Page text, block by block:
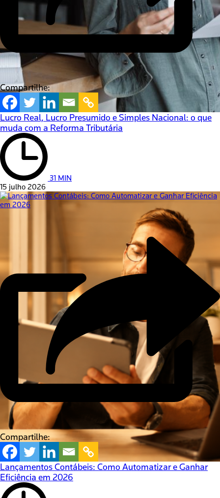
Compartilhe:
Lucro Real, Lucro Presumido e Simples Nacional: o que
muda com a Reforma Tributária
31 MIN
15 julho 2026
Compartilhe:
Lançamentos Contábeis: Como Automatizar e Ganhar
Eficiência em 2026